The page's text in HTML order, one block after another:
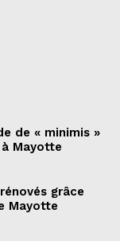
de « minimis »
Mayotte
grâce
Mayotte